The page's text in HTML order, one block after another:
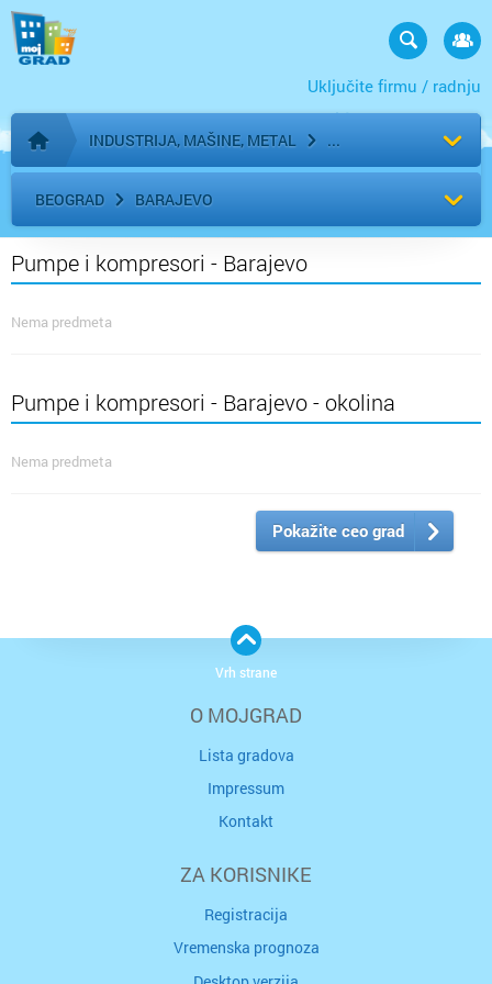
Uključite firmu / radnju
Početna stranica
INDUSTRIJA, MAŠINE, METAL
BEOGRAD BARAJEVO
Pumpe i kompresori - Barajevo
Nema predmeta
Pumpe i kompresori - Barajevo - okolina
Nema predmeta
Pokažite ceo grad
O MOJGRAD
Lista gradova
Impressum
Kontakt
ZA KORISNIKE
Registracija
Vremenska prognoza
Vrh strane